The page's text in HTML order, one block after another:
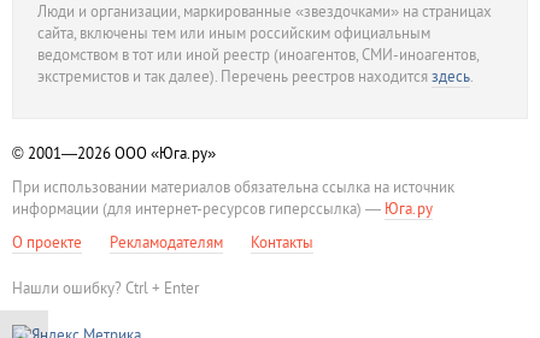
Люди и организации, маркированные «звездочками» на страницах
сайта, включены тем или иным российским официальным
ведомством в тот или иной реестр (иноагентов, СМИ-иноагентов,
экстремистов и так далее). Перечень реестров находитсяздесь.
© 2001—2026ООО «Юга.ру»
При использовании материалов обязательна ссылка на источник
информации (для интернет-ресурсов гиперссылка) — Юга.ру
О проекте
Рекламодателям Контакты
Нашли ошибку? Ctrl + Enter